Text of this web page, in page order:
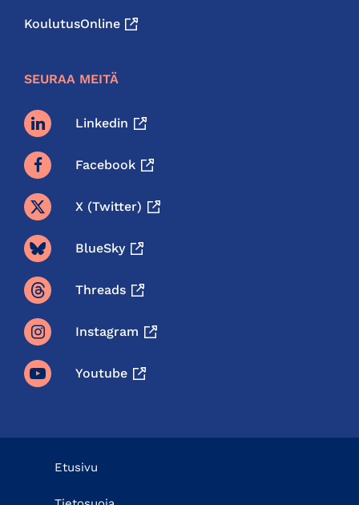
KoulutusOnline
SEURAA MEITÄ
Linkedin
Facebook
X (twitter)
BlueSky
Threads
Instagram
Youtube
Etusivu